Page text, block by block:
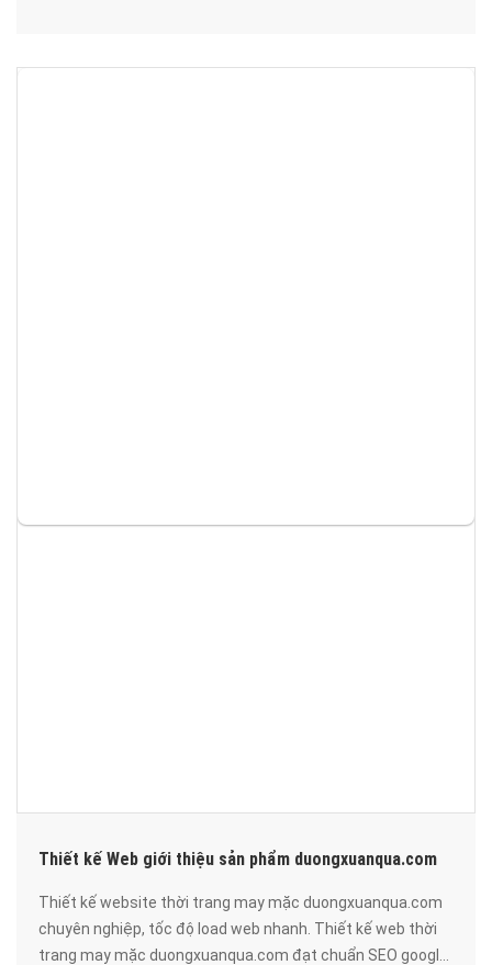
Thiết kế Web giới thiệu sản phẩm duongxuanqua.com
Thiết kế website thời trang may mặc duongxuanqua.com
chuyên nghiệp, tốc độ load web nhanh. Thiết kế web thời
trang may mặc duongxuanqua.com đạt chuẩn SEO google,